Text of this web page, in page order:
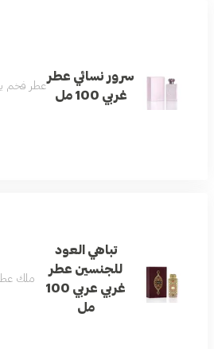
سرور نسائي عطر
غربي 100 مل
عطر فخم
تباهي العود
للجنسين عطر
غربي عربي 100
مل
ملك